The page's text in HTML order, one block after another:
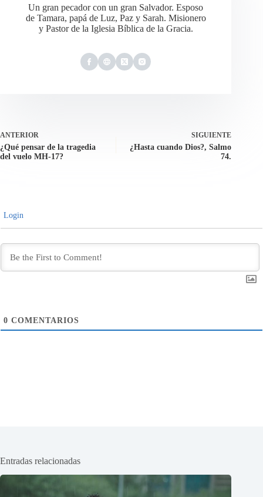
Un gran pecador con un gran Salvador. Esposo
de Tamara, papá de Luz, Paz y Sarah. Misionero
y Pastor de la Iglesia Bíblica de la Gracia.
ANTERIOR
¿Qué pensar de la tragedia
del vuelo MH-17?
SIGUIENTE
¿Hasta cuando Dios?, Salmo
74.
Login
0 COMENTARIOS
Entradas relacionadas